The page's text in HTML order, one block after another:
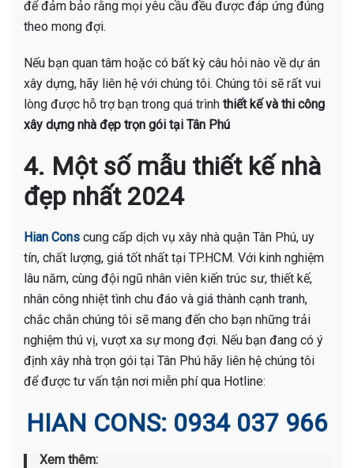
để đảm bảo rằng mọi yêu cầu đều được đáp ứng đúng
theo mong đợi.
Nếu bạn quan tâm hoặc có bất kỳ câu hỏi nào về dự án
xây dựng, hãy liên hệ với chúng tôi. Chúng tôi sẽ rất vui
lòng được hỗ trợ bạn trong quá trình thiết kế và thi công
xây dựng nhà đẹp trọn gói tại Tân Phú
4. Một số mẫu thiết kế nhà
đẹp nhất 2024
Hian Cons cung cấp dịch vụ xây nhà quận Tân Phú, uy
tín, chất lượng, giá tốt nhất tại TP.HCM. Với kinh nghiệm
lâu năm, cùng đội ngũ nhân viên kiến trúc sư, thiết kế,
nhân công nhiệt tình chu đáo và giá thành cạnh tranh,
chắc chắn chúng tôi sẽ mang đến cho bạn những trải
nghiệm thú vị, vượt xa sự mong đợi. Nếu bạn đang có ý
định xây nhà trọn gói tại Tân Phú hãy liên hệ chúng tôi
để được tư vấn tận nơi miễn phí qua Hotline:
HIAN CONS: 0934 037 966
Xem thêm: